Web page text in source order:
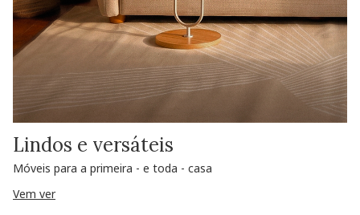
Lindos e versáteis
Móveis para a primeira - e toda - casa
Vem ver